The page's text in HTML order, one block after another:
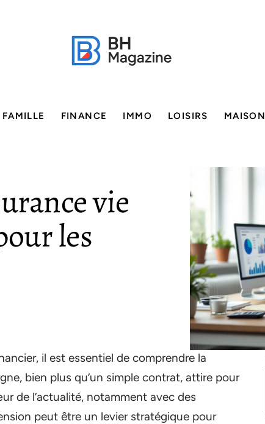
FAMILLE FINANCE IMMO LOISIRS MAISON
vie
les
il est essentiel de comprendre la
bien plus qu’un simple contrat, attire pour
de l’actualité, notamment avec des
peut être un levier stratégique pour